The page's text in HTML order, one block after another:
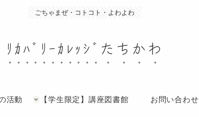
ごちゃまぜ・コトコト・よわよわ
ﾘｶﾊﾞﾘｰｶﾚｯｼﾞたちかわ
活動 【学生限定】講座図書館 お問い合わせ